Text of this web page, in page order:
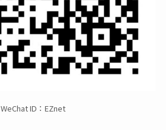
WeChat ID：EZnet